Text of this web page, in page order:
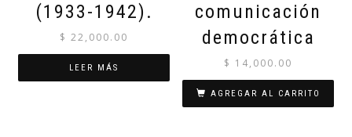
(1933-1942).
$ 22,000.00
LEER MÁS
comunicación
democrática
$ 14,000.00
AGREGAR AL CARRITO